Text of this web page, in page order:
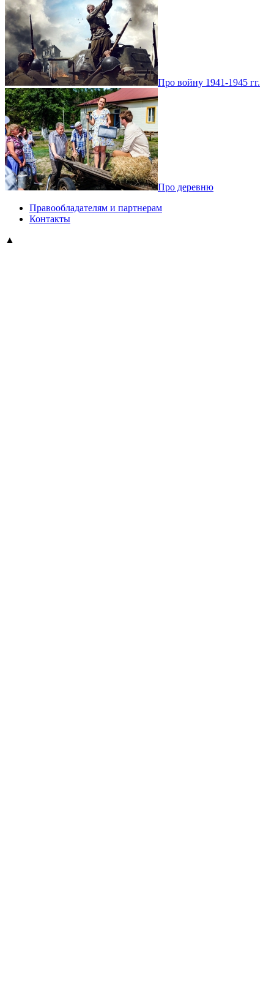
Про войну 1941-1945 гг.
Про деревню
Правообладателям и партнерам
Контакты
▲